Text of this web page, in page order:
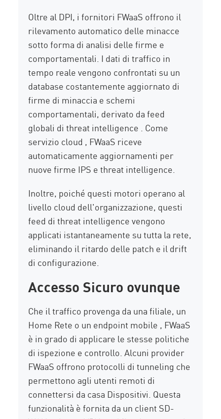
Oltre al DPI, i fornitori FWaaS offrono il
rilevamento automatico delle minacce
sotto forma di analisi delle firme e
comportamentali. I dati di traffico in
tempo reale vengono confrontati su un
database costantemente aggiornato di
firme di minaccia e schemi
comportamentali, derivato da feed
globali di threat intelligence . Come
servizio cloud , FWaaS riceve
automaticamente aggiornamenti per
nuove firme IPS e threat intelligence.
Inoltre, poiché questi motori operano al
livello cloud dell'organizzazione, questi
feed di threat intelligence vengono
applicati istantaneamente su tutta la rete,
eliminando il ritardo delle patch e il drift
di configurazione.
Accesso Sicuro ovunque
Che il traffico provenga da una filiale, un
Home Rete o un endpoint mobile , FWaaS
è in grado di applicare le stesse politiche
di ispezione e controllo. Alcuni provider
FWaaS offrono protocolli di tunneling che
permettono agli utenti remoti di
connettersi da casa Dispositivi. Questa
funzionalità è fornita da un client SD-